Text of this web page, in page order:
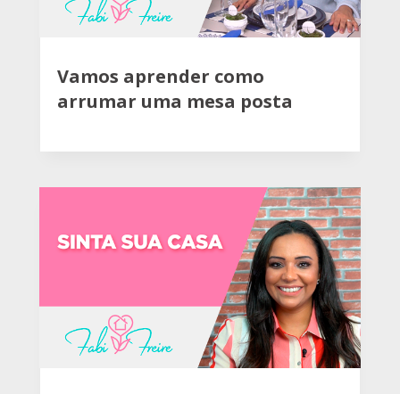
Vamos aprender como
arrumar uma mesa posta